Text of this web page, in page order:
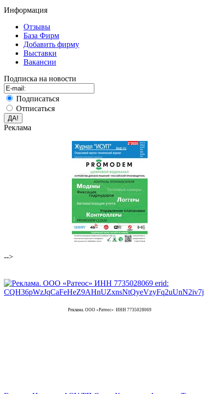
Информация
Отзывы
База Фирм
Добавить фирму
Выставки
Вакансии
Подписка на новости
Подписаться
Отписаться
Реклама
-->
Реклама. ООО «Ратеос» ИНН 7735028069